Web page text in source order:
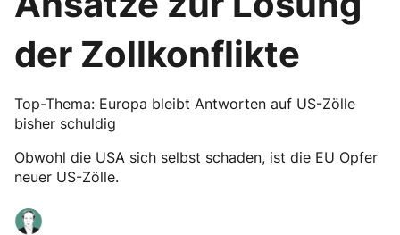
der Zollkonflikte
Top-Thema: Europa bleibt Antworten auf US-Zölle
bisher schuldig
Obwohl die USA sich selbst schaden, ist die EU Opfer
neuer US-Zölle.